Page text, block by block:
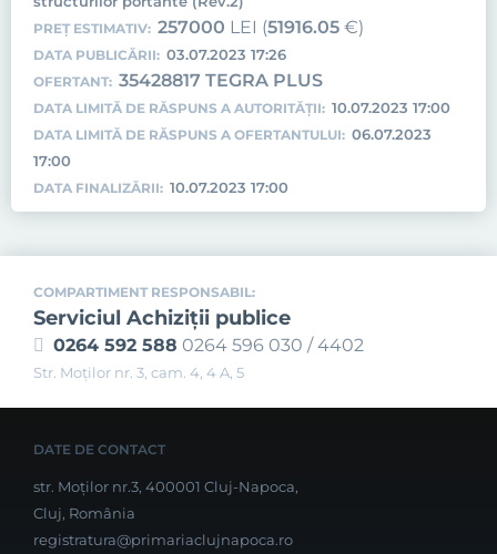
PREȚ ESTIMATIV: 257000 LEI (51916.05 €)
DATA PUBLICĂRII: 03.07.2023 17:26
OFERTANT: 35428817 TEGRA PLUS
DATA LIMITĂ DE RĂSPUNS A AUTORITĂȚII: 10.07.2023 17:00
DATA LIMITĂ DE RĂSPUNS A OFERTANTULUI: 06.07.2023
17:00
DATA FINALIZĂRII: 10.07.2023 17:00
COMPARTIMENT RESPONSABIL:
Serviciul Achiziţii publice
0264 592 588 0264 596 030 / 4402
Str. Moţilor nr. 3, cam. 4, 4 A, 5
DATE DE CONTACT
str. Moților nr.3, 400001 Cluj-Napoca,
Cluj, România
registratura@primariaclujnapoca.ro